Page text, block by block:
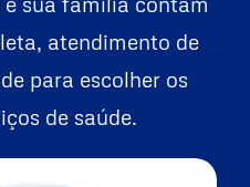
atendimento de
para escolher os
de saúde.